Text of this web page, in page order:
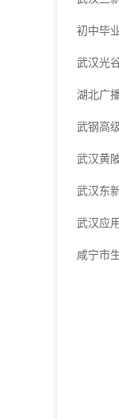
初中毕
武汉光
湖北广
武钢高
武汉黄
武汉东
武汉应
咸宁市